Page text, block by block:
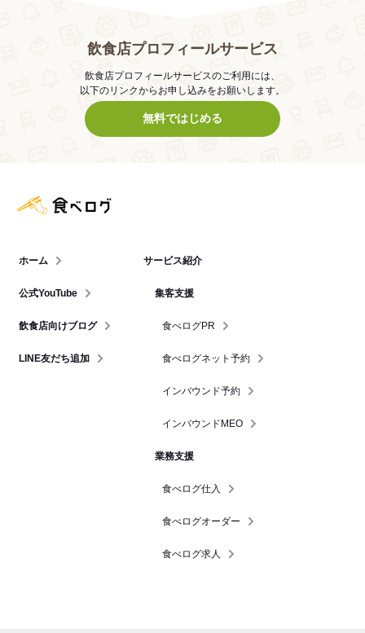
飲食店プロフィールサービス
飲食店プロフィールサービスのご利用には、
以下のリンクからお申し込みをお願いします。
無料ではじめる
ホーム
公式YouTube
飲食店向けブログ
LINE友だち追加
サービス紹介
集客支援
食べログPR
食べログネット予約
インバウンド予約
インバウンドMEO
業務支援
食べログ仕入
食べログオーダー
食べログ求人